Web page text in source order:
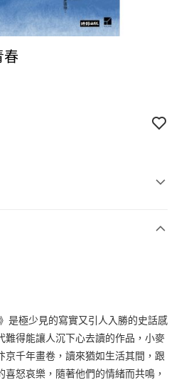
春
上)免運費
是極少見的寫實又引人入勝的史話感
難得能讓人沉下心去讀的作品，小麥
京千年畫卷，讀來猶如生活其間，跟
怒哀樂，隨著他們的情緒而共鳴，